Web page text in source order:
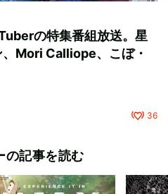
の特集番組放送。星
Mori Calliope、こぼ・
36
の記事を読む